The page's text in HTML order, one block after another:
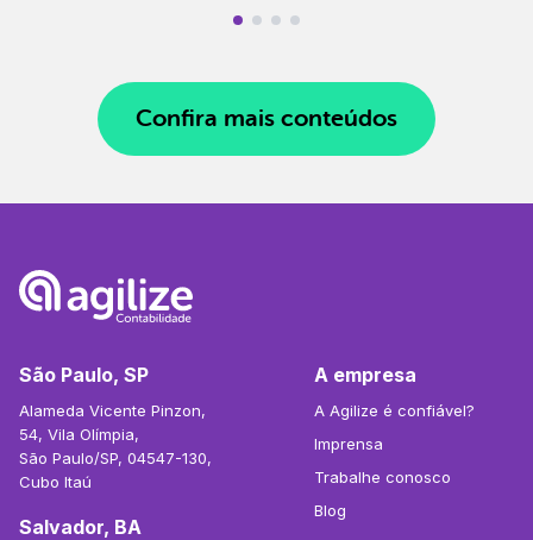
Confira mais conteúdos
São Paulo, SP
Alameda Vicente Pinzon,
54, Vila Olímpia,
São Paulo/SP, 04547-130,
Cubo Itaú
Salvador, BA
A empresa
A Agilize é confiável?
Imprensa
Trabalhe conosco
Blog